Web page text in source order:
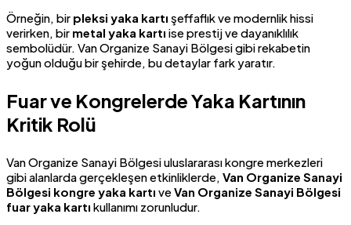
Örneğin, bir pleksi yaka kartı şeffaflık ve modernlik hissi
verirken, bir metal yaka kartı ise prestij ve dayanıklılık
sembolüdür. Van Organize Sanayi Bölgesi gibi rekabetin
yoğun olduğu bir şehirde, bu detaylar fark yaratır.
Fuar ve Kongrelerde Yaka Kartının
Kritik Rolü
Van Organize Sanayi Bölgesi uluslararası kongre merkezleri
gibi alanlarda gerçekleşen etkinliklerde, Van Organize Sanayi
Bölgesi kongre yaka kartı veVan Organize Sanayi Bölgesi
fuar yaka kartı kullanımı zorunludur.